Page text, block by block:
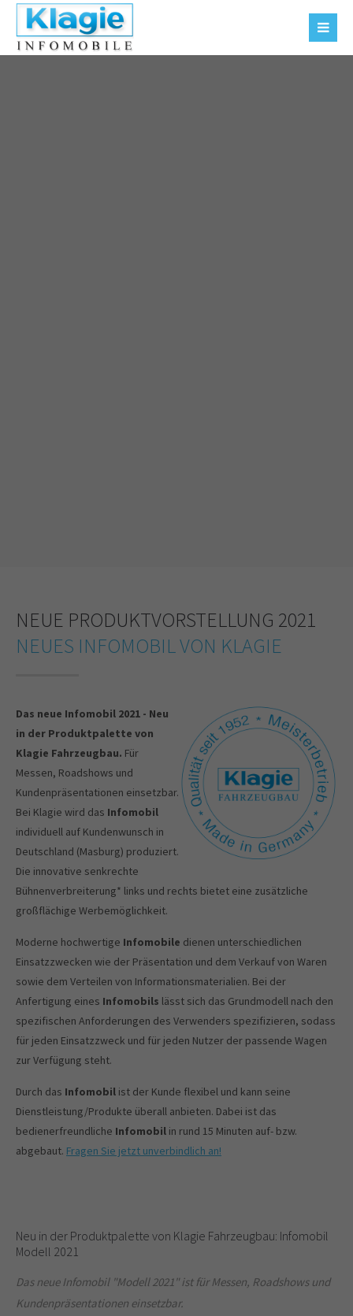
Der Eintrag "offcanvas-col1" existiert leider nicht.
NEUE PRODUKTVORSTELLUNG 2021
NEUES INFOMOBIL VON KLAGIE
Das neue Infomobil 2021 - Neu
in der Produktpalette von
Klagie Fahrzeugbau. Für
Messen, Roadshows und
Kundenpräsentationen einsetzbar.
Bei Klagie wird das Infomobil
individuell auf Kundenwunsch in
Deutschland (Masburg) produziert.
Die innovative senkrechte
Bühnenverbreiterung* links und rechts bietet eine zusätzliche
großflächige Werbemöglichkeit.
Moderne hochwertige Infomobile dienen unterschiedlichen
Einsatzzwecken wie der Präsentation und dem Verkauf von Waren
sowie dem Verteilen von Informationsmaterialien. Bei der
Anfertigung eines Infomobils lässt sich das Grundmodell nach den
spezifischen Anforderungen des Verwenders spezifizieren, sodass
für jeden Einsatzzweck und für jeden Nutzer der passende Wagen
zur Verfügung steht.
Durch das Infomobil ist der Kunde flexibel und kann seine
Dienstleistung/Produkte überall anbieten. Dabei ist das
bedienerfreundliche Infomobil in rund 15 Minuten auf- bzw.
abgebaut. Fragen Sie jetzt unverbindlich an!
Neu in der Produktpalette von Klagie Fahrzeugbau: Infomobil
Modell 2021
Das neue Infomobil "Modell 2021" ist für Messen, Roadshows und
Kundenpräsentationen einsetzbar.